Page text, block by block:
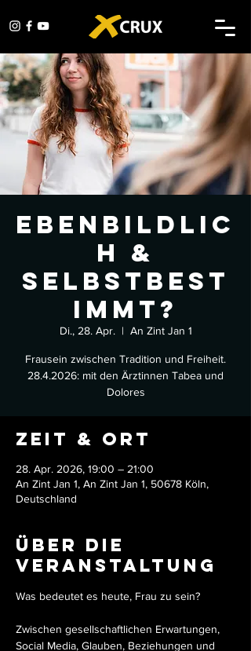
Ebenbildlic
h &
Selbstbest
immt?
Di., 28. Apr.
  |
An Zint Jan 1
Frausein zwischen Tradition und Freiheit.
28.4.2026: mit den Ärztinnen Tabea und
Dolores
Zeit & Ort
28. Apr. 2026, 19:00 – 21:00
An Zint Jan 1, An Zint Jan 1, 50678 Köln,
Deutschland
Über die
Veranstaltung
Was bedeutet es heute, Frau zu sein?
Zwischen gesellschaftlichen Erwartungen,
Social Media, Glauben, Beziehungen und